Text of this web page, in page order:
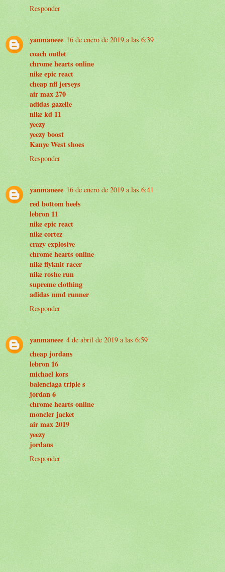
Responder
yanmaneee 16 de enero de 2019 a las 6:39
coach outlet
chrome hearts online
nike epic react
cheap nfl jerseys
air max 270
adidas gazelle
nike kd 11
yeezy
yeezy boost
Kanye West shoes
Responder
yanmaneee 16 de enero de 2019 a las 6:41
red bottom heels
lebron 11
nike epic react
nike cortez
crazy explosive
chrome hearts online
nike flyknit racer
nike roshe run
supreme clothing
adidas nmd runner
Responder
yanmaneee 4 de abril de 2019 a las 6:59
cheap jordans
lebron 16
michael kors
balenciaga triple s
jordan 6
chrome hearts online
moncler jacket
air max 2019
yeezy
jordans
Responder